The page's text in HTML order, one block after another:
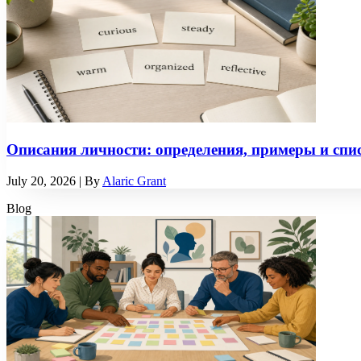
Описания личности: определения, примеры и
July 20, 2026 | By Alaric Grant
Blog